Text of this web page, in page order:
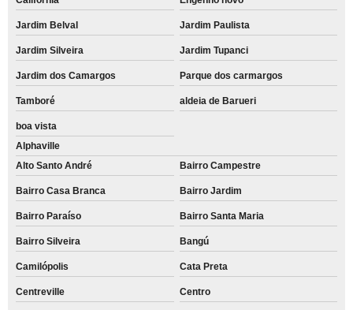
Jardim Belval Jardim Paulista
Jardim Silveira Jardim Tupanci
Jardim dos Camargos Parque dos carmargos
Tamboré aldeia de Barueri
boa vista
Alphaville
Alto Santo André
Bairro Campestre
Bairro Casa Branca Bairro Jardim
Bairro Paraíso Bairro Santa Maria
Bairro Silveira Bangú
Camilópolis Cata Preta
Centreville Centro